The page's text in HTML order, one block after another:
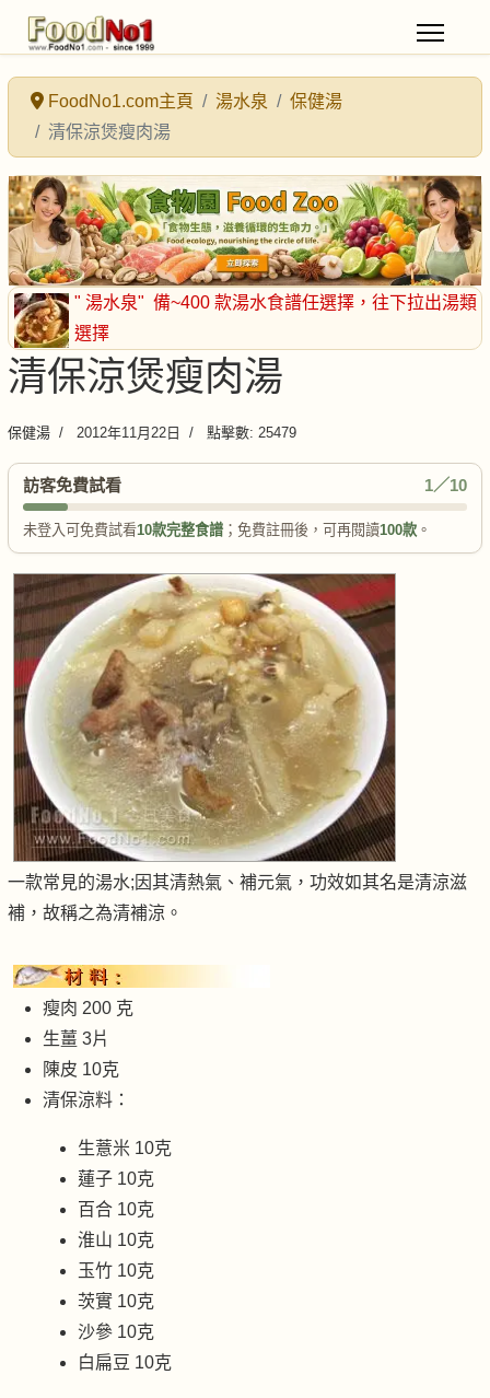
FoodNo1.com主頁 湯水泉
保健湯
清保涼煲瘦肉湯
" 湯水泉" 備~400 款湯水食譜任選擇 ，往下拉出湯類
選擇
清保涼煲瘦肉湯
保健湯 2012年11月22日 點擊數: 25479
訪客免費試看 1／10
未登入可免費試看10款完整食譜 ；免費註冊後，可再閱讀100款 。
一款常見的湯水;因其清熱氣、補元氣，功效如其名是清涼滋
補，故稱之為清補涼。
瘦肉 200 克
生薑 3片
陳皮 10克
清保涼料：
生薏米 10克
蓮子 10克
百合 10克
淮山 10克
玉竹 10克
茨實 10克
沙參 10克
白扁豆 10克